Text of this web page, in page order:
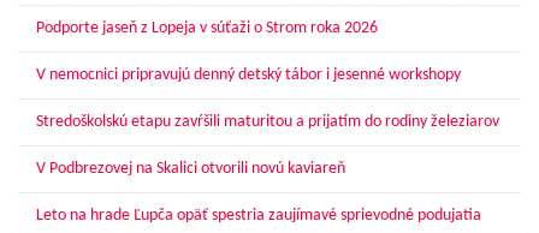
Podporte jaseň z Lopeja v súťaži o Strom roka 2026
V nemocnici pripravujú denný detský tábor i jesenné workshopy
Stredoškolskú etapu zavŕšili maturitou a prijatím do rodiny železiarov
V Podbrezovej na Skalici otvorili novú kaviareň
Leto na hrade Ľupča opäť spestria zaujímavé sprievodné podujatia